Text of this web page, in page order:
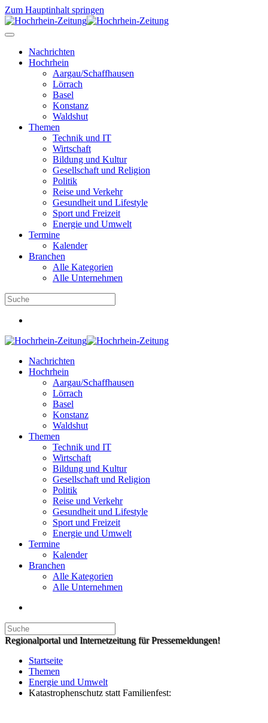
Zum Hauptinhalt springen
Nachrichten
Hochrhein
Aargau/Schaffhausen
Lörrach
Basel
Konstanz
Waldshut
Themen
Technik und IT
Wirtschaft
Bildung und Kultur
Gesellschaft und Religion
Politik
Reise und Verkehr
Gesundheit und Lifestyle
Sport und Freizeit
Energie und Umwelt
Termine
Kalender
Branchen
Alle Kategorien
Alle Unternehmen
Nachrichten
Hochrhein
Aargau/Schaffhausen
Lörrach
Basel
Konstanz
Waldshut
Themen
Technik und IT
Wirtschaft
Bildung und Kultur
Gesellschaft und Religion
Politik
Reise und Verkehr
Gesundheit und Lifestyle
Sport und Freizeit
Energie und Umwelt
Termine
Kalender
Branchen
Alle Kategorien
Alle Unternehmen
Regionalportal und Internetzeitung für Pressemeldungen!
Startseite
Themen
Energie und Umwelt
Katastrophenschutz statt Familienfest: